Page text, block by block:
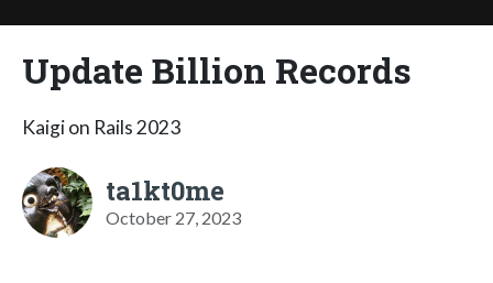
Update Billion Records
Kaigi on Rails 2023
ta1kt0me
October 27, 2023